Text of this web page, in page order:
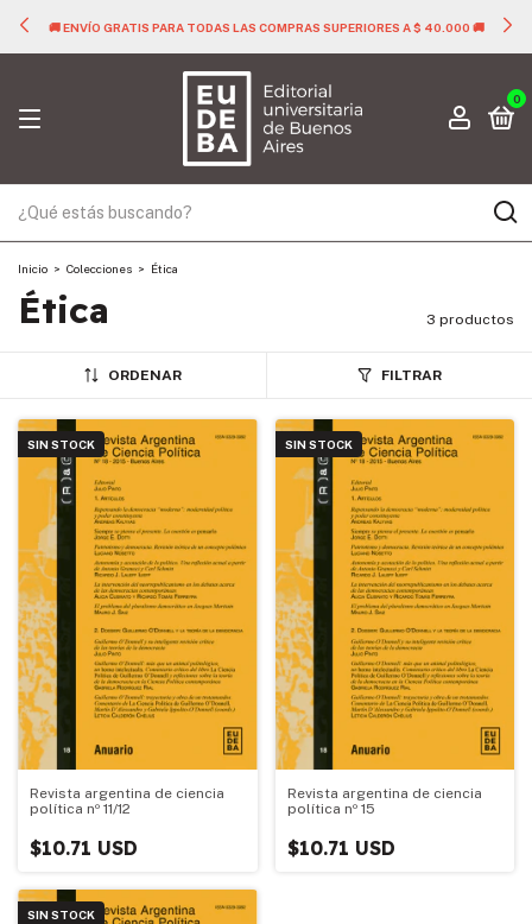
🚚 ENVÍO GRATIS PARA TODAS LAS COMPRAS SUPERIORES A $ 40.000 🚚
0
Inicio > Colecciones > Ética
Ética 3 productos
ORDENAR FILTRAR
SIN STOCK
Revista argentina de ciencia
política nº 11/12
$10.71 USD
SIN STOCK
Revista argentina de ciencia
política nº 15
$10.71 USD
SIN STOCK